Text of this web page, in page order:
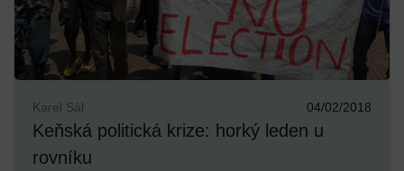
Karel Sál 04/02/2018
Keňská politická krize: horký leden u
rovníku